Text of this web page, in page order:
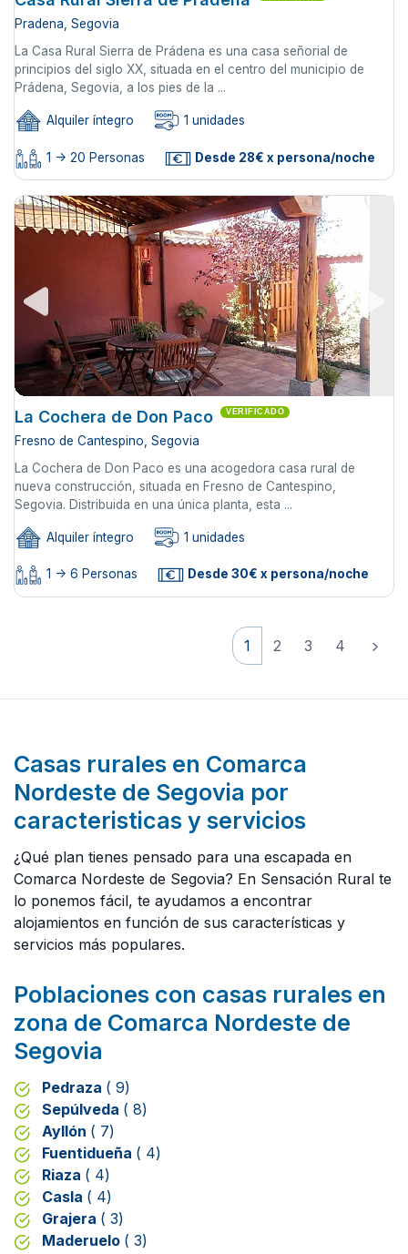
Pradena, Segovia
La Casa Rural Sierra de Prádena es una casa señorial de
principios del siglo XX, situada en el centro del municipio de
Prádena, Segovia, a los pies de la ...
Alquiler íntegro 1 unidades
1 -> 20 Personas Desde 28€ x persona/noche
La Cochera de Don Paco VERIFICADO
Fresno de Cantespino, Segovia
La Cochera de Don Paco es una acogedora casa rural de
nueva construcción, situada en Fresno de Cantespino,
Segovia. Distribuida en una única planta, esta ...
Alquiler íntegro 1 unidades
1 -> 6 Personas Desde 30€ x persona/noche
1 2 3 4
Casas rurales en Comarca
Nordeste de Segovia por
caracteristicas y servicios
¿Qué plan tienes pensado para una escapada en
Comarca Nordeste de Segovia? En Sensación Rural te
lo ponemos fácil, te ayudamos a encontrar
alojamientos en función de sus características y
servicios más populares.
Poblaciones con casas rurales en
zona de Comarca Nordeste de
Segovia
Pedraza ( 9)
Sepúlveda ( 8)
Ayllón ( 7)
Fuentidueña ( 4)
Riaza ( 4)
Casla ( 4)
Grajera ( 3)
Maderuelo ( 3)